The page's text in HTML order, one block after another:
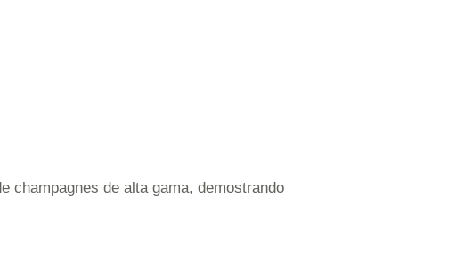
champagnes de alta gama, demostrando